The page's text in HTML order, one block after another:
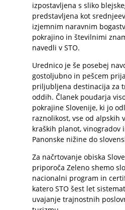
izpostavljena s sliko
predstavljena kot
izjemnim naravnim
pokrajino in številnimi
navedli v STO.
Urednico je še posebej
gostoljubno in pešcem
priljubljena destinacija za
oddih. Članek poudarja
pokrajine Slovenije, ki jo
raznolikost, vse od alpskih
kraških planot, vinogradov
Panonske nižine do
Za načrtovanje obiska
priporoča Zeleno shemo
nacionalni program in
katero STO šest let
uvajanje trajnostnih